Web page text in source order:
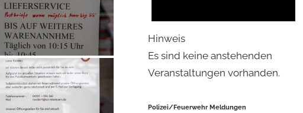
Hinweis
Es sind keine anstehenden
Veranstaltungen vorhanden.
Polizei/Feuerwehr Meldungen